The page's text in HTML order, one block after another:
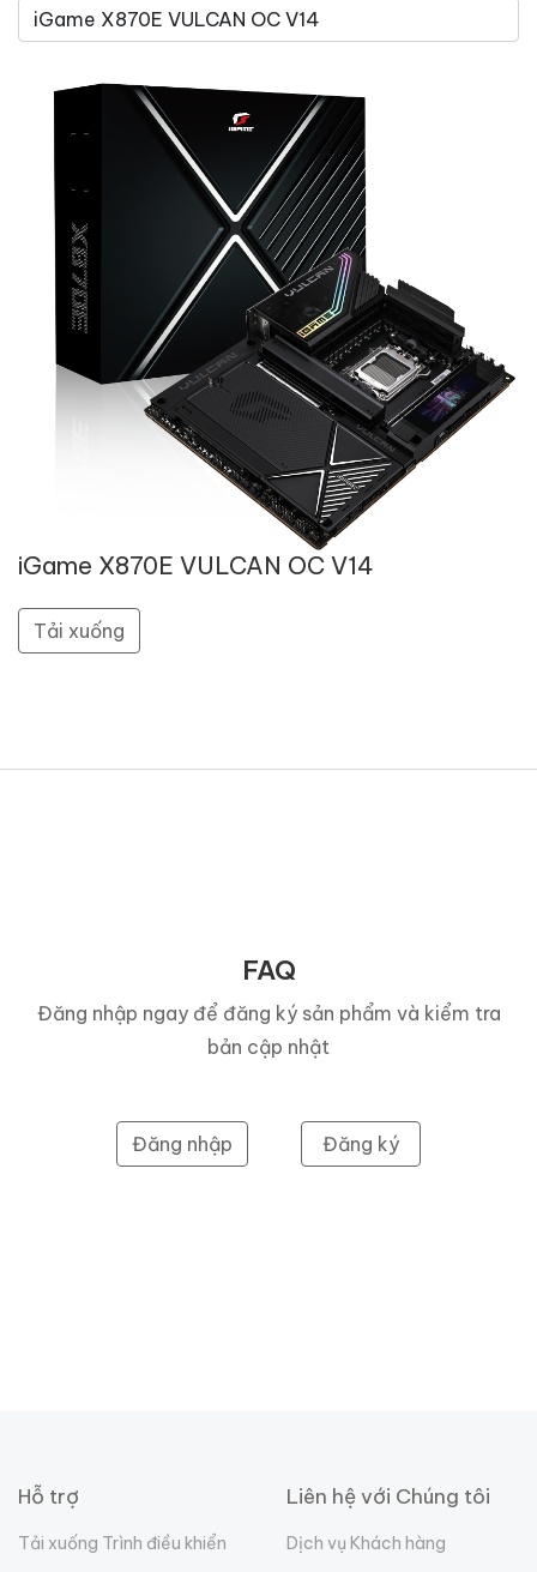
iGame X870E VULCAN OC V14
Tải xuống
FAQ
Đăng nhập ngay để đăng ký sản phẩm và kiểm tra
bản cập nhật
Đăng nhập Đăng ký
Hỗ trợ
Tải xuống Trình điều khiển
Liên hệ với Chúng tôi
Dịch vụ Khách hàng